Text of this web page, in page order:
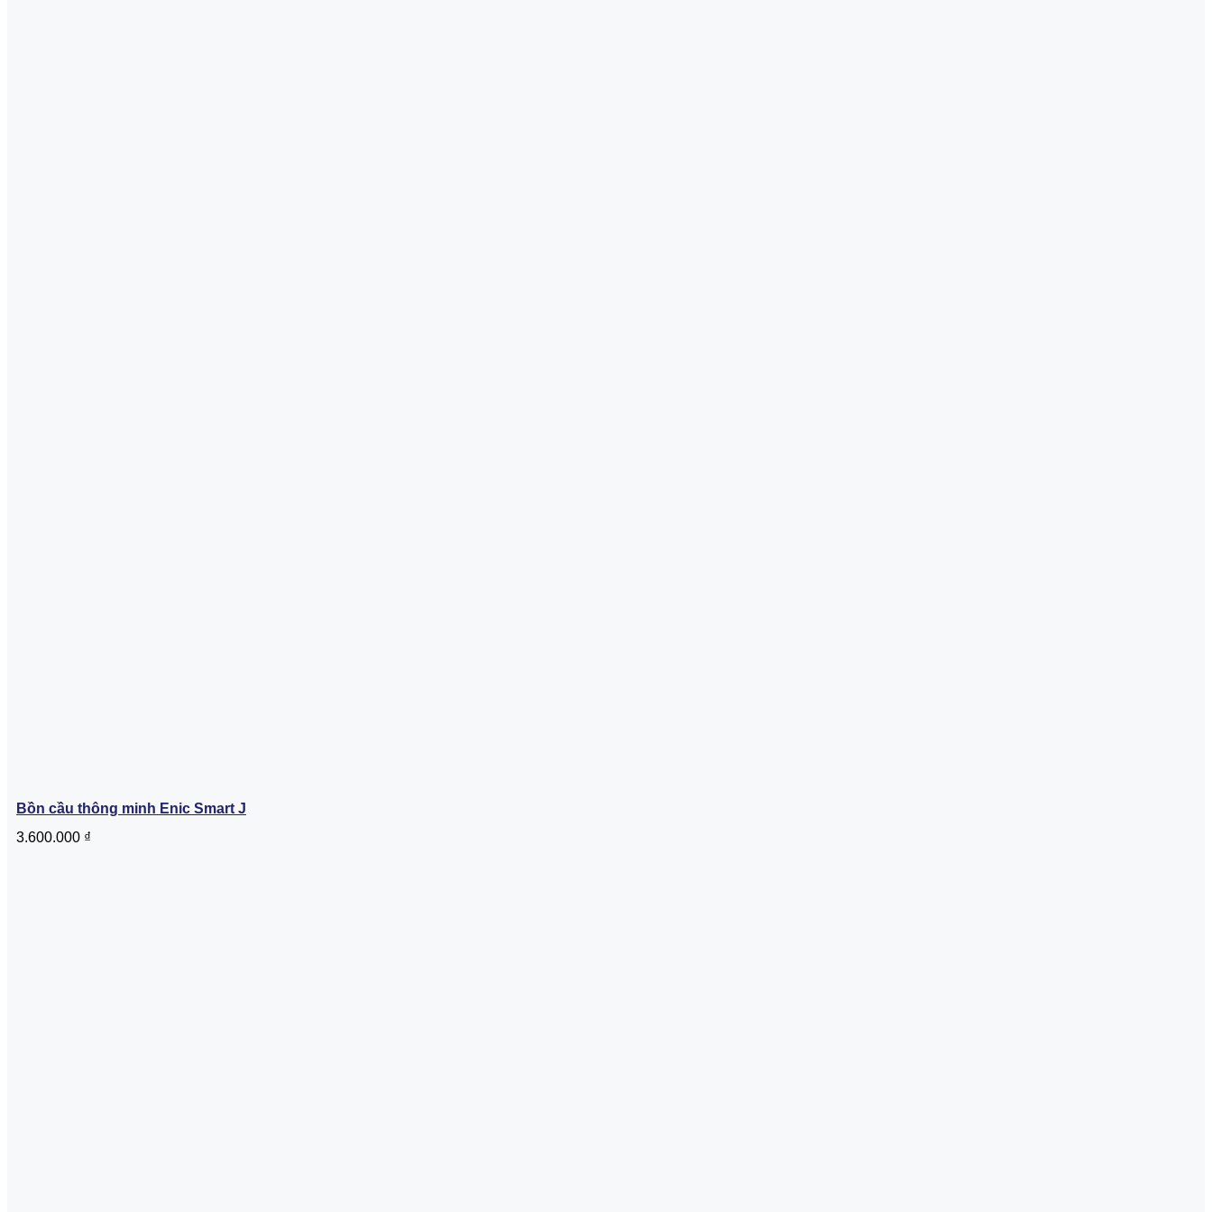
Bồn cầu thông minh Enic Smart J
3.600.000 ₫